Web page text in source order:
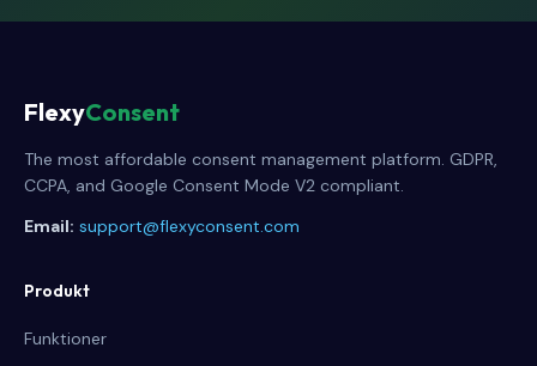
FlexyConsent
The most affordable consent management platform. GDPR,
CCPA, and Google Consent Mode V2 compliant.
Email: support@flexyconsent.com
Produkt
Funktioner